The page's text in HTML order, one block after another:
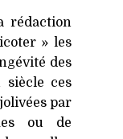
rédaction
» les
des
siècle ces
par
ou de